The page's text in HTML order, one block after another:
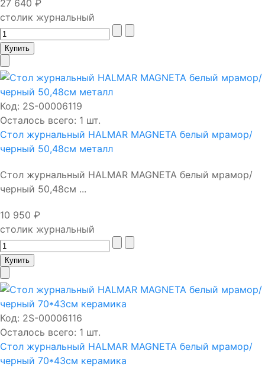
27 640 ₽
столик журнальный
Код: 2S-00006119
Осталось всего: 1 шт.
Стол журнальный HALMAR MAGNETA белый мрамор/
черный 50,48см металл
Стол журнальный HALMAR MAGNETA белый мрамор/
черный 50,48см ...
10 950 ₽
столик журнальный
Код: 2S-00006116
Осталось всего: 1 шт.
Стол журнальный HALMAR MAGNETA белый мрамор/
черный 70*43см керамика